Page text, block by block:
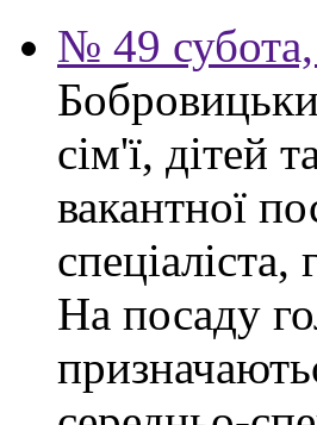
№ 49
сім'ї, дітей
вакантної
На посаду